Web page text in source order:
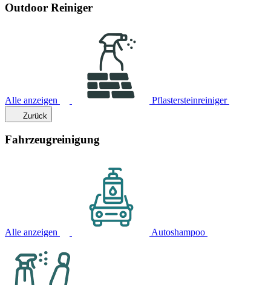
Outdoor Reiniger
Alle anzeigen Pflastersteinreiniger
Zurück
Fahrzeugreinigung
Alle anzeigen Autoshampoo